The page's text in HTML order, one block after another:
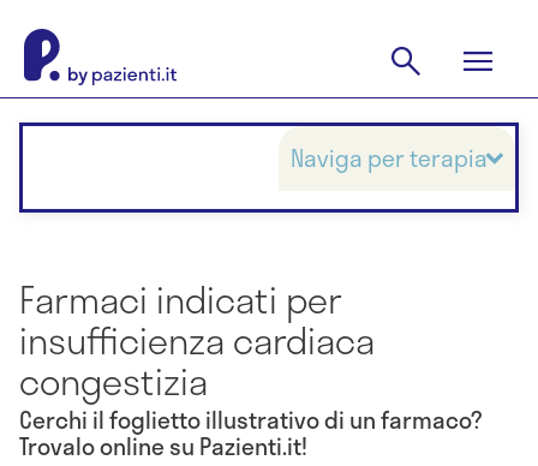
Farmaci indicati per
insufficienza cardiaca
congestizia
Cerchi il foglietto illustrativo di un farmaco?
Trovalo online su Pazienti.it!
Naviga per terapia